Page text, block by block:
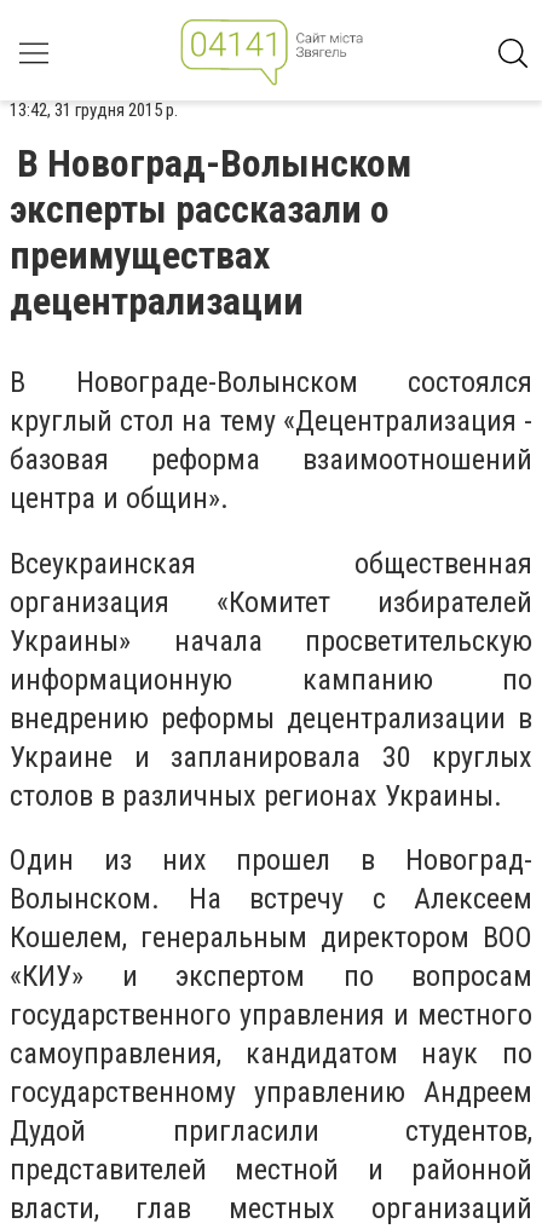
13:42, 31 грудня 2015 р.
В Новоград-Волынском
эксперты рассказали о
преимуществах
децентрализации
В Новограде-Волынском состоялся
круглый стол на тему «Децентрализация -
базовая реформа взаимоотношений
центра и общин».
Всеукраинская общественная
организация «Комитет избирателей
Украины» начала просветительскую
информационную кампанию по
внедрению реформы децентрализации в
Украине и запланировала 30 круглых
столов в различных регионах Украины.
Один из них прошел в Новоград-
Волынском. На встречу с Алексеем
Кошелем, генеральным директором ВОО
«КИУ» и экспертом по вопросам
государственного управления и местного
самоуправления, кандидатом наук по
государственному управлению Андреем
Дудой пригласили студентов,
представителей местной и районной
власти, глав местных организаций